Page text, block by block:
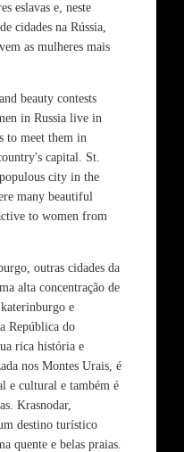
eslavas e, neste
cidades na Rússia,
as mulheres mais
beauty contests
in Russia live in
to meet them in
capital. St.
city in the
many beautiful
to women from
outras cidades da
alta concentração de
e
República do
rica história e
nos Montes Urais, é
e cultural e também é
Krasnodar,
destino turístico
quente e belas praias.